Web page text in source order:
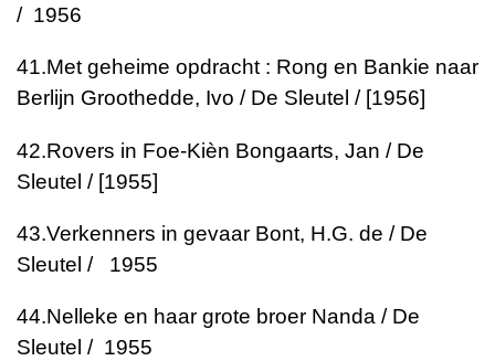
/ 1956
41.Met geheime opdracht : Rong en Bankie naar
Berlijn Groothedde, Ivo / De Sleutel / [1956]
42.Rovers in Foe-Kièn Bongaarts, Jan / De
Sleutel / [1955]
43.Verkenners in gevaar Bont, H.G. de / De
Sleutel / 1955
44.Nelleke en haar grote broer Nanda / De
Sleutel / 1955